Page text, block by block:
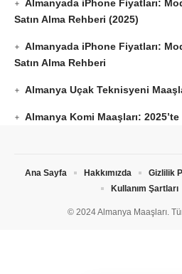
Almanyada iPhone Fiyatları:
Satın Alma Rehberi (2025)
Almanyada iPhone Fiyatları:
Satın Alma Rehberi
Almanya Uçak Teknisyeni
Almanya Komi Maaşları:
© 2024 Almanya Maaşları.
Ana Sayfa Hakkımızda Gizlilik
Kullanım Şartları